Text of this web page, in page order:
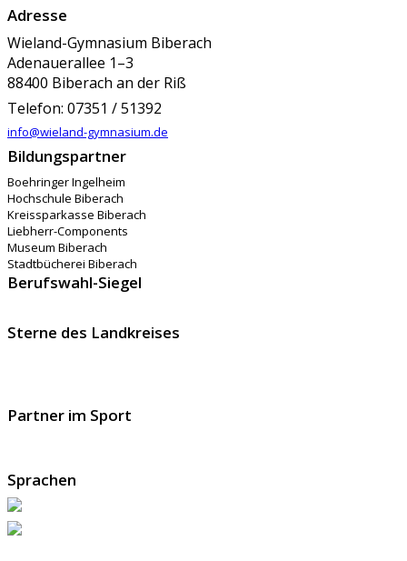
Adresse
Wieland-Gymnasium Biberach
Adenauerallee 1–3
88400 Biberach an der Riß
Telefon: 07351 / 51392
info@wieland-gymnasium.de
Bildungspartner
Boehringer Ingelheim
Hochschule Biberach
Kreissparkasse Biberach
Liebherr-Components
Museum Biberach
Stadtbücherei Biberach
Berufswahl-Siegel
Sterne des Landkreises
Partner im Sport
Sprachen